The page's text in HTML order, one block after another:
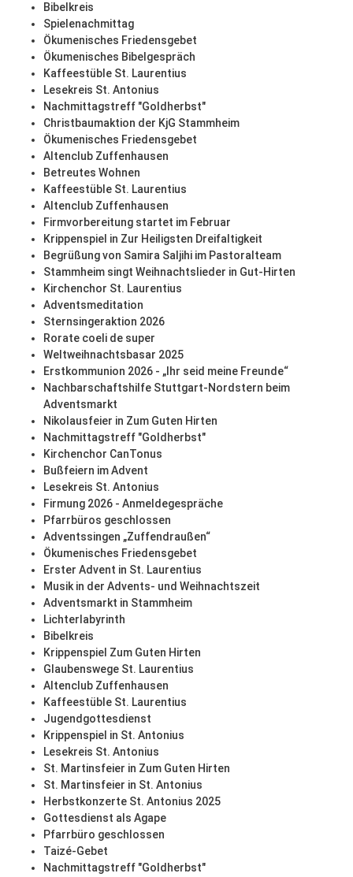
Bibelkreis
Spielenachmittag
Ökumenisches Friedensgebet
Ökumenisches Bibelgespräch
Kaffeestüble St. Laurentius
Lesekreis St. Antonius
Nachmittagstreff "Goldherbst"
Christbaumaktion der KjG Stammheim
Ökumenisches Friedensgebet
Altenclub Zuffenhausen
Betreutes Wohnen
Kaffeestüble St. Laurentius
Altenclub Zuffenhausen
Firmvorbereitung startet im Februar
Krippenspiel in Zur Heiligsten Dreifaltigkeit
Begrüßung von Samira Saljihi im Pastoralteam
Stammheim singt Weihnachtslieder in Gut-Hirten
Kirchenchor St. Laurentius
Adventsmeditation
Sternsingeraktion 2026
Rorate coeli de super
Weltweihnachtsbasar 2025
Erstkommunion 2026 - „Ihr seid meine Freunde“
Nachbarschaftshilfe Stuttgart-Nordstern beim
Adventsmarkt
Nikolausfeier in Zum Guten Hirten
Nachmittagstreff "Goldherbst"
Kirchenchor CanTonus
Bußfeiern im Advent
Lesekreis St. Antonius
Firmung 2026 - Anmeldegespräche
Pfarrbüros geschlossen
Adventssingen „Zuffendraußen“
Ökumenisches Friedensgebet
Erster Advent in St. Laurentius
Musik in der Advents- und Weihnachtszeit
Adventsmarkt in Stammheim
Lichterlabyrinth
Bibelkreis
Krippenspiel Zum Guten Hirten
Glaubenswege St. Laurentius
Altenclub Zuffenhausen
Kaffeestüble St. Laurentius
Jugendgottesdienst
Krippenspiel in St. Antonius
Lesekreis St. Antonius
St. Martinsfeier in Zum Guten Hirten
St. Martinsfeier in St. Antonius
Herbstkonzerte St. Antonius 2025
Gottesdienst als Agape
Pfarrbüro geschlossen
Taizé-Gebet
Nachmittagstreff "Goldherbst"